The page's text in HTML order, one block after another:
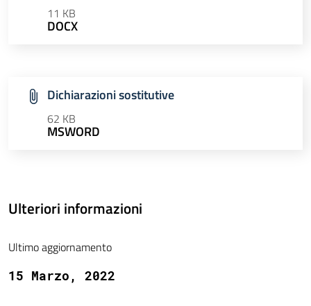
11 KB
DOCX
Dichiarazioni sostitutive
62 KB
MSWORD
Ulteriori informazioni
Ultimo aggiornamento
15 Marzo, 2022